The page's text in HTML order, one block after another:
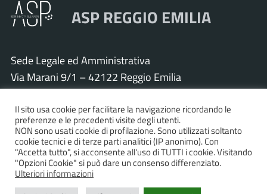
ASP REGGIO EMILIA
Sede Legale ed Amministrativa
Via Marani 9/1 – 42122 Reggio Emilia
Tel. 0522 571011 – Fax 0522 571030
Cod. Fisc. e P.IVA 01925120352
PEC:asp.re@pcert.postecert.it
E-mail:info@asp.re.it
Accessibilità|Privacy policy| Informativa cookies
Il sito usa cookie per facilitare la navigazione ricordando le
preferenze e le precedenti visite degli utenti.
NON sono usati cookie di profilazione. Sono utilizzati soltanto
cookie tecnici e di terze parti analitici (IP anonimo). Con
"Accetta tutto", si acconsente all'uso di TUTTI i cookie. Visitando
"Opzioni Cookie" si può dare un consenso differenziato.
Ulteriori informazioni